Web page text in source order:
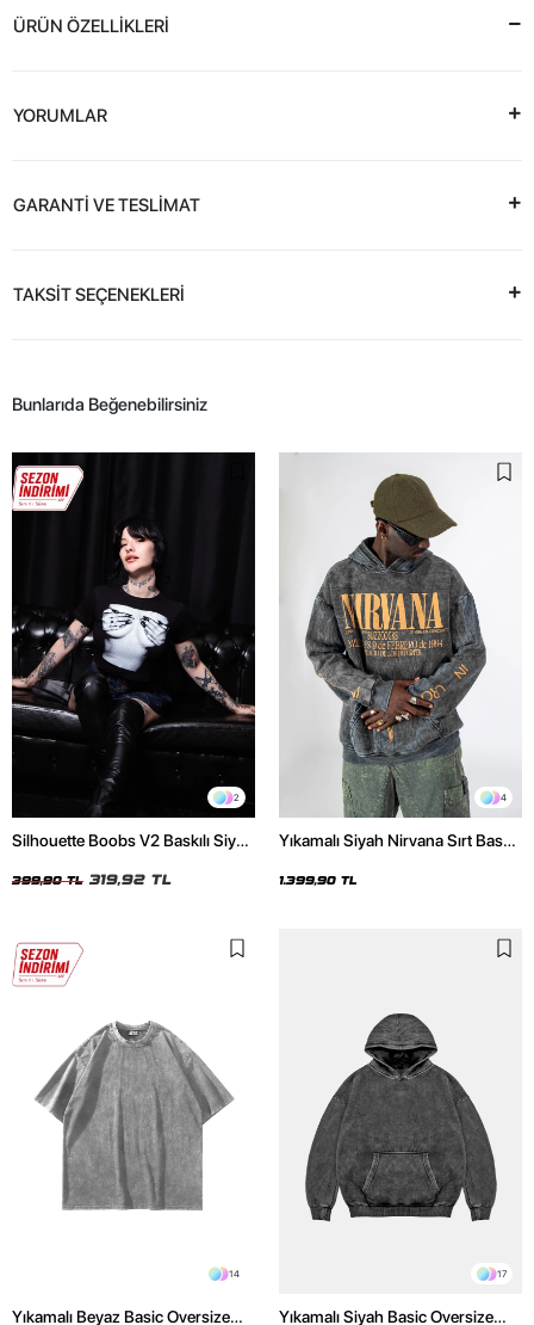
ÜRÜN ÖZELLİKLERİ
YORUMLAR
GARANTİ VE TESLİMAT
TAKSİT SEÇENEKLERİ
Bunlarıda Beğenebilirsiniz
2
Silhouette Boobs V2 Baskılı Siyah
399,90 TL 319,92 TL
4
Yıkamalı Siyah Nirvana Sırt Baskılı
1.399,90 TL
14
Yıkamalı Beyaz Basic Oversize
17
Yıkamalı Siyah Basic Oversize